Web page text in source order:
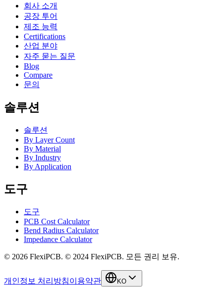
회사 소개
공장 투어
제조 능력
Certifications
산업 분야
자주 묻는 질문
Blog
Compare
문의
솔루션
솔루션
By Layer Count
By Material
By Industry
By Application
도구
도구
PCB Cost Calculator
Bend Radius Calculator
Impedance Calculator
© 2026 FlexiPCB. © 2024 FlexiPCB. 모든 권리 보유.
개인정보 처리방침이용약관 KO